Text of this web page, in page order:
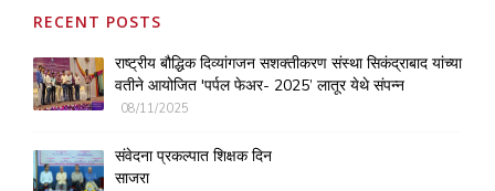
RECENT POSTS
राष्ट्रीय बौद्धिक दिव्यांगजन सशक्तीकरण संस्था सिकंद्राबाद यांच्या
वतीने आयोजित 'पर्पल फेअर- 2025’ लातूर येथे संपन्न
08/11/2025
संवेदना प्रकल्पात शिक्षक दिन
साजरा